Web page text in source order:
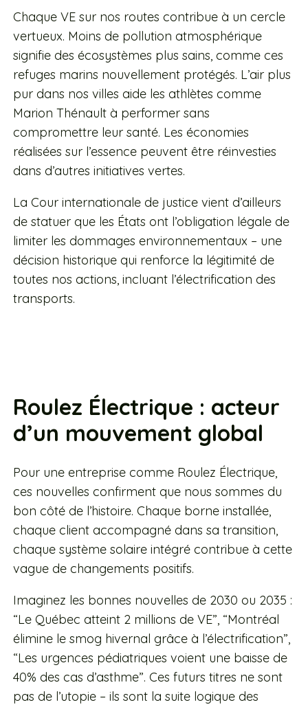
Chaque VE sur nos routes contribue à un cercle
vertueux. Moins de pollution atmosphérique
signifie des écosystèmes plus sains, comme ces
refuges marins nouvellement protégés. L’air plus
pur dans nos villes aide les athlètes comme
Marion Thénault à performer sans
compromettre leur santé. Les économies
réalisées sur l’essence peuvent être réinvesties
dans d’autres initiatives vertes.
La Cour internationale de justice vient d’ailleurs
de statuer que les États ont l’obligation légale de
limiter les dommages environnementaux – une
décision historique qui renforce la légitimité de
toutes nos actions, incluant l’électrification des
transports.
Roulez Électrique : acteur
d’un mouvement global
Pour une entreprise comme Roulez Électrique,
ces nouvelles confirment que nous sommes du
bon côté de l’histoire. Chaque borne installée,
chaque client accompagné dans sa transition,
chaque système solaire intégré contribue à cette
vague de changements positifs.
Imaginez les bonnes nouvelles de 2030 ou 2035 :
“Le Québec atteint 2 millions de VE”, “Montréal
élimine le smog hivernal grâce à l’électrification”,
“Les urgences pédiatriques voient une baisse de
40% des cas d’asthme”. Ces futurs titres ne sont
pas de l’utopie – ils sont la suite logique des